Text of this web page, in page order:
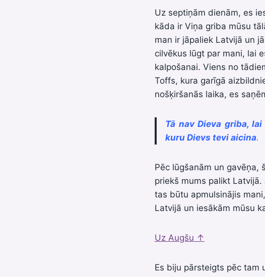
Uz septiņām dienām, es
kāda ir Viņa griba mūsu
man ir jāpaliek Latvijā un
cilvēkus lūgt par mani, lai
kalpošanai. Viens no
Toffs, kura garīgā
nošķiršanās laika, es
Tā nav Dieva griba,
kuru Dievs tevi aicina.
Pēc lūgšanām un gavēņa,
priekš mums palikt
tas būtu apmulsinājis
Latvijā un iesākām mūsu
Uz Augšu ↑
Es biju pārsteigts pēc tam